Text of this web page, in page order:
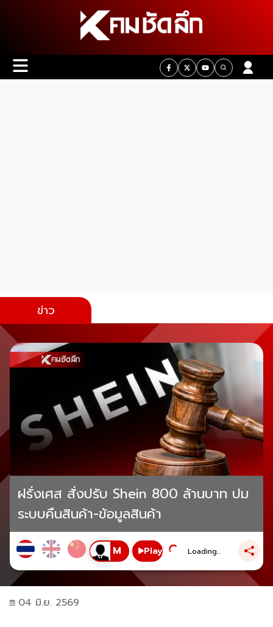
ข่าว
ฝรั่งเศส สั่งปรับ Shein 800 ล้านบาท ปม
ระบบคืนสินค้า-ข้อมูลสินค้า
Play Loading...
04 มิ.ย. 2569